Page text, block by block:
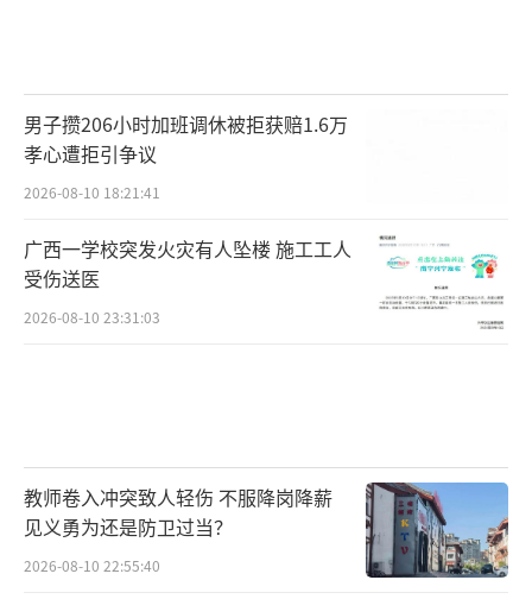
男子攒206小时加班调休被拒获赔1.6万
孝心遭拒引争议
2026-08-10 18:21:41
广西一学校突发火灾有人坠楼 施工工人
受伤送医
2026-08-10 23:31:03
教师卷入冲突致人轻伤 不服降岗降薪
见义勇为还是防卫过当？
2026-08-10 22:55:40